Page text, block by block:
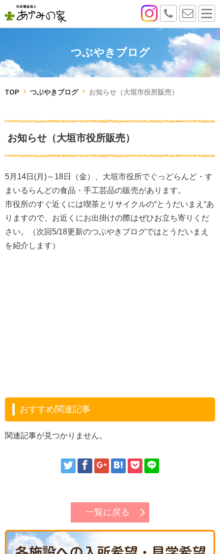
つぶやきブログ
TOP つぶやきブログ お知らせ（大垣市役所販売）
お知らせ（大垣市役所販売）
5月14日(月)～18日（金）、大垣市役所でぐっどらんど・す
まいるらんどの食品・手工芸品の販売があります。
市役所のすぐ近くには喫茶とリサイクルの“とうだいまえ“あ
りますので、お近くにお出掛けの際はぜひお立ち寄りくだ
さい。（次回5/18更新のつぶやきブログではとうだいまえ
を紹介します）
おすすめ関連記事
関連記事が見つかりません。
一覧に戻る